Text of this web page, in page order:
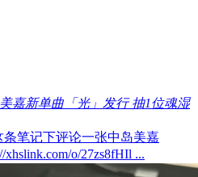
嘉新单曲「光」发行 抽1位魂湿
笔记下评论一张中岛美嘉
o/27zs8fHIl ...